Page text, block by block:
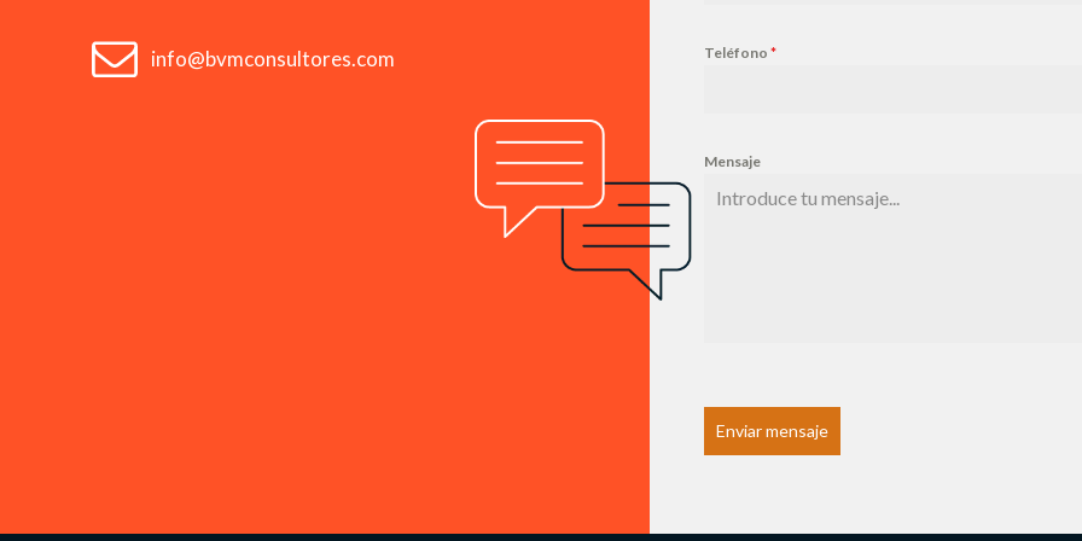
info@bvmconsultores.com Teléfono *
Mensaje
Enviar mensaje